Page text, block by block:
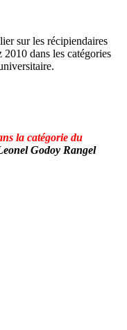
sur les récipiendaires
dans les catégories
la catégorie du
Godoy Rangel